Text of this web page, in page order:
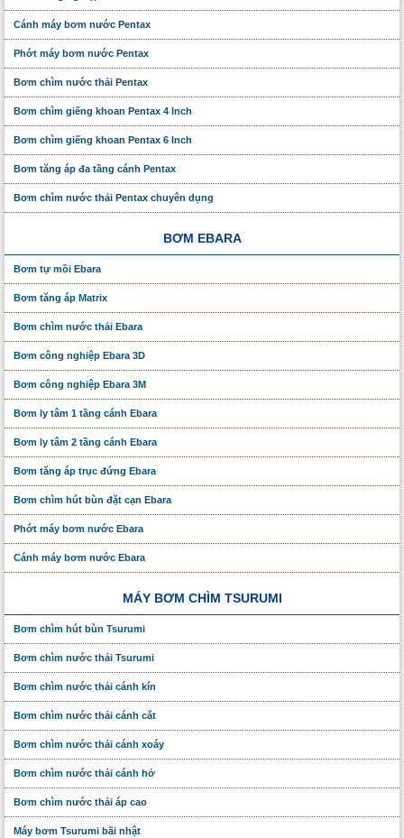
Cánh máy bơm nước Pentax
Phớt máy bơm nước Pentax
Bơm chìm nước thải Pentax
Bơm chìm giếng khoan Pentax 4 Inch
Bơm chìm giếng khoan Pentax 6 Inch
Bơm tăng áp đa tầng cánh Pentax
Bơm chìm nước thải Pentax chuyên dụng
BƠM EBARA
Bơm tự mồi Ebara
Bơm tăng áp Matrix
Bơm chìm nước thải Ebara
Bơm công nghiệp Ebara 3D
Bơm công nghiệp Ebara 3M
Bơm ly tâm 1 tầng cánh Ebara
Bơm ly tâm 2 tầng cánh Ebara
Bơm tăng áp trục đứng Ebara
Bơm chìm hút bùn đặt cạn Ebara
Phớt máy bơm nước Ebara
Cánh máy bơm nước Ebara
MÁY BƠM CHÌM TSURUMI
Bơm chìm hút bùn Tsurumi
Bơm chìm nước thải Tsurumi
Bơm chìm nước thải cánh kín
Bơm chìm nước thải cánh cắt
Bơm chìm nước thải cánh xoáy
Bơm chìm nước thải cánh hở
Bơm chìm nước thải áp cao
Máy bơm Tsurumi bãi nhật